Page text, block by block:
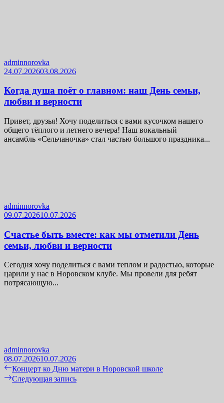
adminnorovka
24.07.202603.08.2026
Когда душа поёт о главном: наш День семьи,
любви и верности
Привет, друзья! Хочу поделиться с вами кусочком нашего
общего тёплого и летнего вечера! Наш вокальный
ансамбль «Сельчаночка» стал частью большого праздника...
adminnorovka
09.07.202610.07.2026
Счастье быть вместе: как мы отметили День
семьи, любви и верности
Сегодня хочу поделиться с вами теплом и радостью, которые
царили у нас в Норовском клубе. Мы провели для ребят
потрясающую...
adminnorovka
08.07.202610.07.2026
Навигация
по
Previous
post:
Концерт ко Дню матери в Норовской школе
Next
Следующая запись